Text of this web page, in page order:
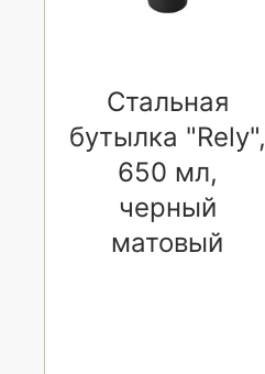
Стальная
бутылка "Rely",
650 мл,
черный
матовый